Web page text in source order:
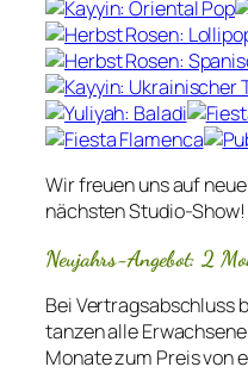
Wir freuen uns auf
nächsten Studio-Show!
Neujahrs-Angebot: 2
Bei Vertragsabschluss
tanzen alle
Monate zum Preis von